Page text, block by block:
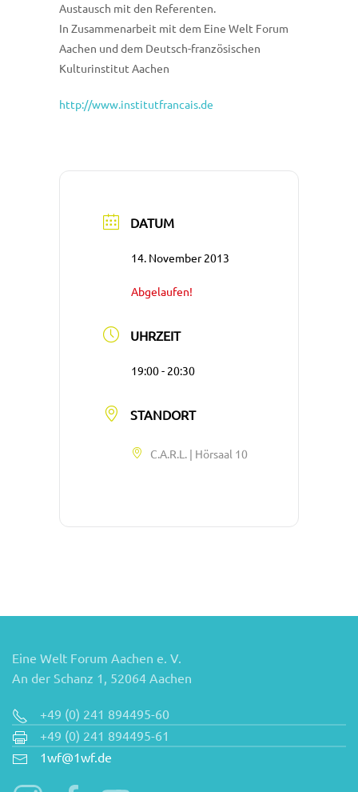
Austausch mit den Referenten.
In Zusammenarbeit mit dem Eine Welt Forum
Aachen und dem Deutsch-französischen
Kulturinstitut Aachen
http://www.institutfrancais.de
DATUM
14. November 2013
Abgelaufen!
UHRZEIT
19:00 - 20:30
STANDORT
C.A.R.L. | Hörsaal 10
Eine Welt Forum Aachen e. V.
An der Schanz 1, 52064 Aachen
+49 (0) 241 894495-60
+49 (0) 241 894495-61
1wf@1wf.de